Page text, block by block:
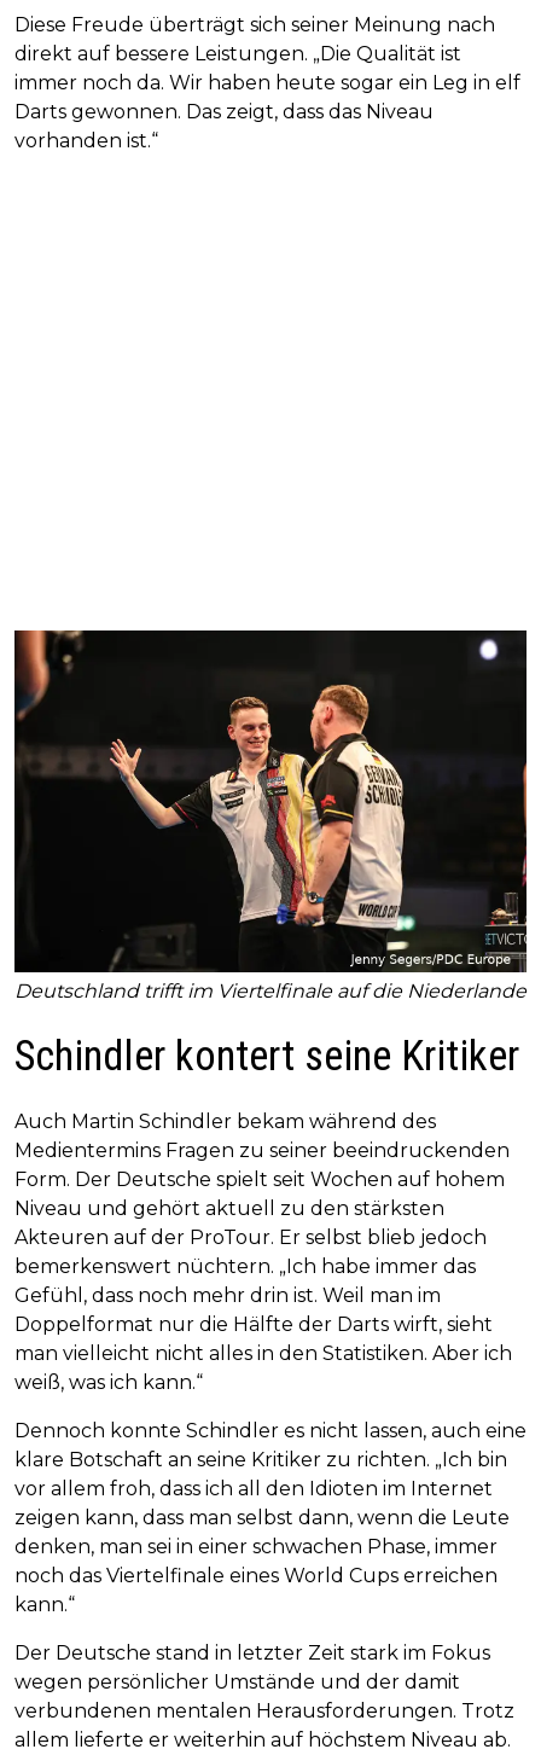
Diese Freude überträgt sich seiner Meinung nach
direkt auf bessere Leistungen. „Die Qualität ist
immer noch da. Wir haben heute sogar ein Leg in elf
Darts gewonnen. Das zeigt, dass das Niveau
vorhanden ist.“
Deutschland trifft im Viertelfinale auf die Niederlande
Schindler kontert seine Kritiker
Auch Martin Schindler bekam während des
Medientermins Fragen zu seiner beeindruckenden
Form. Der Deutsche spielt seit Wochen auf hohem
Niveau und gehört aktuell zu den stärksten
Akteuren auf der ProTour. Er selbst blieb jedoch
bemerkenswert nüchtern. „Ich habe immer das
Gefühl, dass noch mehr drin ist. Weil man im
Doppelformat nur die Hälfte der Darts wirft, sieht
man vielleicht nicht alles in den Statistiken. Aber ich
weiß, was ich kann.“
Dennoch konnte Schindler es nicht lassen, auch eine
klare Botschaft an seine Kritiker zu richten. „Ich bin
vor allem froh, dass ich all den Idioten im Internet
zeigen kann, dass man selbst dann, wenn die Leute
denken, man sei in einer schwachen Phase, immer
noch das Viertelfinale eines World Cups erreichen
kann.“
Der Deutsche stand in letzter Zeit stark im Fokus
wegen persönlicher Umstände und der damit
verbundenen mentalen Herausforderungen. Trotz
allem lieferte er weiterhin auf höchstem Niveau ab.